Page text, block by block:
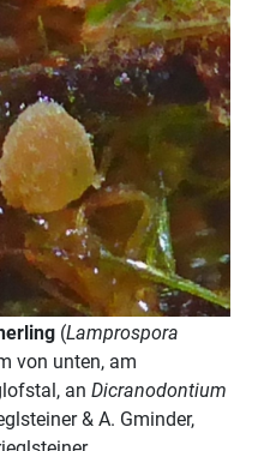
(Lamprospora
von unten, am
an Dicranodontium
& A. Gminder,